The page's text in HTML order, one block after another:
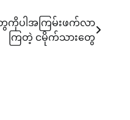
ပါအကြမ်းဖက်လာ
ကြတဲ့ ငမိုက်သားတွေ